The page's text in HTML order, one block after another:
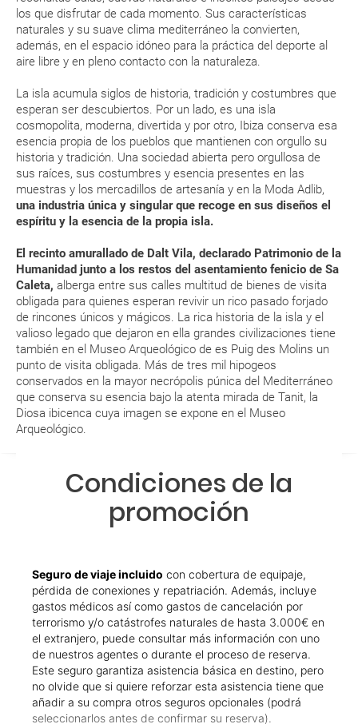
los que disfrutar de cada momento. Sus características
naturales y su suave clima mediterráneo la convierten,
además, en el espacio idóneo para la práctica del deporte al
aire libre y en pleno contacto con la naturaleza.
La isla acumula siglos de historia, tradición y costumbres que
esperan ser descubiertos. Por un lado, es una isla
cosmopolita, moderna, divertida y por otro, Ibiza conserva esa
esencia propia de los pueblos que mantienen con orgullo su
historia y tradición. Una sociedad abierta pero orgullosa de
sus raíces, sus costumbres y esencia presentes en las
muestras y los mercadillos de artesanía y en la Moda Adlib,
una industria única y singular que recoge en sus diseños el
espíritu y la esencia de la propia isla.
El recinto amurallado de Dalt Vila, declarado Patrimonio de la
Humanidad junto a los restos del asentamiento fenicio de Sa
Caleta, alberga entre sus calles multitud de bienes de visita
obligada para quienes esperan revivir un rico pasado forjado
de rincones únicos y mágicos. La rica historia de la isla y el
valioso legado que dejaron en ella grandes civilizaciones tiene
también en el Museo Arqueológico de es Puig des Molins un
punto de visita obligada. Más de tres mil hipogeos
conservados en la mayor necrópolis púnica del Mediterráneo
que conserva su esencia bajo la atenta mirada de Tanit, la
Diosa ibicenca cuya imagen se expone en el Museo
Arqueológico.
RESERVAR ¿Cómo puedo reservar un viaje de
paquete vacacional en la página web?
quedado de pendiente de confirmación ¿Cómo
sabré si se confirma el viaje?
¿Cómo sé si hay plazas disponibles en el viaje que
quiero al hacer mi solicitud de reserva?
Si tengo los traslados incluidos, ¿dónde debo
dirigirme?
¿Incluye algún seguro de viaje mi reserva?
¿Cuáles son las condiciones generales en las
reservas de viajes?
¿Cuáles son los impuestos de entrada y salida del
país si viajo a América?
¿Qué hago si el traslado contratado del aeropuerto
¿Necesito visado para poder ir a ...?
¿Por qué me sale el precio de un niño igual que el
¿Cuántas veces debo imprimir el bono de los
traslados?
Condiciones de la
promoción
Seguro de viaje incluido con cobertura de equipaje,
pérdida de conexiones y repatriación. Además, incluye
gastos médicos así como gastos de cancelación por
terrorismo y/o catástrofes naturales de hasta 3.000€ en
el extranjero, puede consultar más información con uno
de nuestros agentes o durante el proceso de reserva.
Este seguro garantiza asistencia básica en destino, pero
no olvide que si quiere reforzar esta asistencia tiene que
añadir a su compra otros seguros opcionales (podrá
seleccionarlos antes de confirmar su reserva).